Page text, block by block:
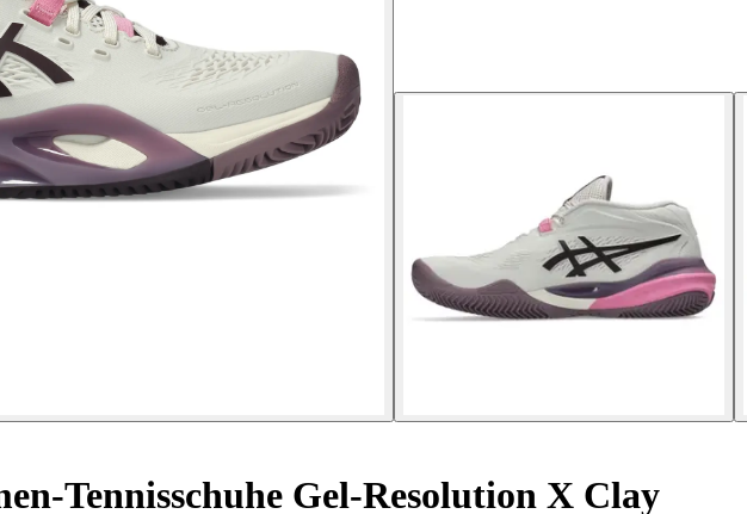
Tennisschuhe Gel-Resolution X Clay